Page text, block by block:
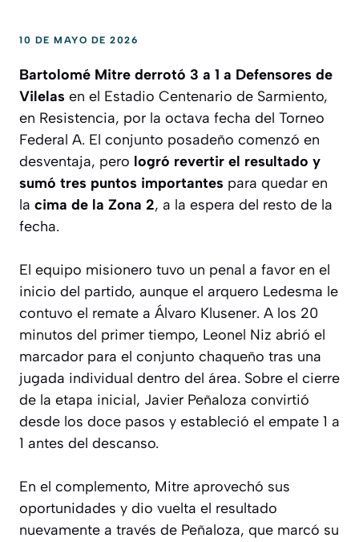
10 DE MAYO DE 2026
Bartolomé Mitre derrotó 3 a 1 a Defensores de
Vilelas en el Estadio Centenario de Sarmiento,
en Resistencia, por la octava fecha del Torneo
Federal A. El conjunto posadeño comenzó en
desventaja, pero logró revertir el resultado y
sumó tres puntos importantes para quedar en
la cima de la Zona 2, a la espera del resto de la
fecha.
El equipo misionero tuvo un penal a favor en el
inicio del partido, aunque el arquero Ledesma le
contuvo el remate a Álvaro Klusener. A los 20
minutos del primer tiempo, Leonel Niz abrió el
marcador para el conjunto chaqueño tras una
jugada individual dentro del área. Sobre el cierre
de la etapa inicial, Javier Peñaloza convirtió
desde los doce pasos y estableció el empate 1 a
1 antes del descanso.
En el complemento, Mitre aprovechó sus
oportunidades y dio vuelta el resultado
nuevamente a través de Peñaloza, que marcó su